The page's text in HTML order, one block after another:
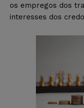
os empregos dos
interesses dos